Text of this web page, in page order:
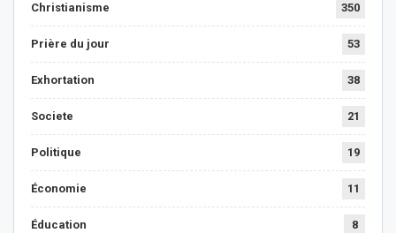
Christianisme 350
Prière du jour 53
Exhortation 38
Societe 21
Politique 19
Économie 11
Éducation 8